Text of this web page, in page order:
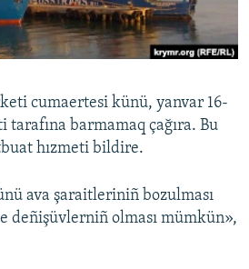
cumaertesi künü, yanvar 16-
barmamaq çağıra. Bu
hızmeti bildire.
ava şaraitleriniñ bozulması
deñişüvlerniñ olması mümkün»,